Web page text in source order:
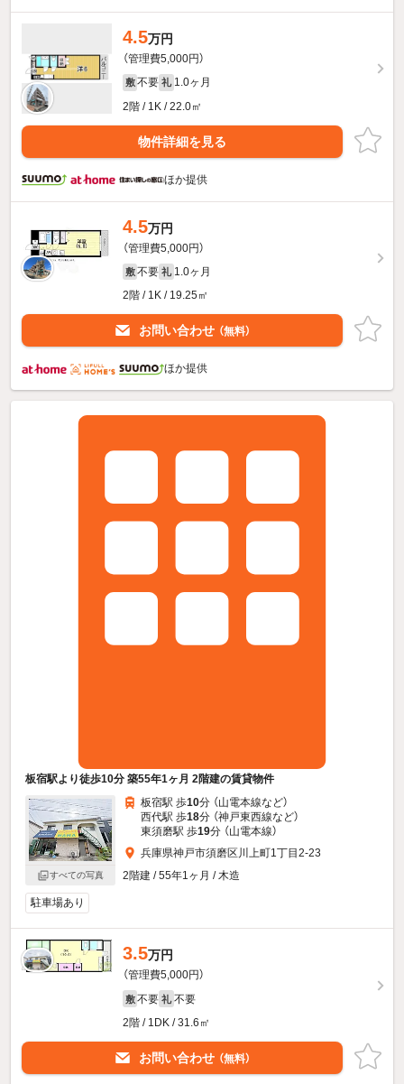
4.5万円
（管理費5,000円）
敷 不要 礼 1.0ヶ月
2階 / 1K / 22.0㎡
物件詳細を見る
ほか提供
4.5万円
（管理費5,000円）
敷 不要 礼 1.0ヶ月
2階 / 1K / 19.25㎡
お問い合わせ （無料）
ほか提供
板宿駅より徒歩10分 築55年1ヶ月 2階建の賃貸物件
すべての写真
板宿駅 歩10分 （山電本線など）
西代駅 歩18分 （神戸東西線など）
東須磨駅 歩19分 （山電本線）
兵庫県神戸市須磨区川上町1丁目2-23
2階建 / 55年1ヶ月 / 木造
駐車場あり
3.5万円
（管理費5,000円）
敷 不要 礼 不要
2階 / 1DK / 31.6㎡
お問い合わせ （無料）